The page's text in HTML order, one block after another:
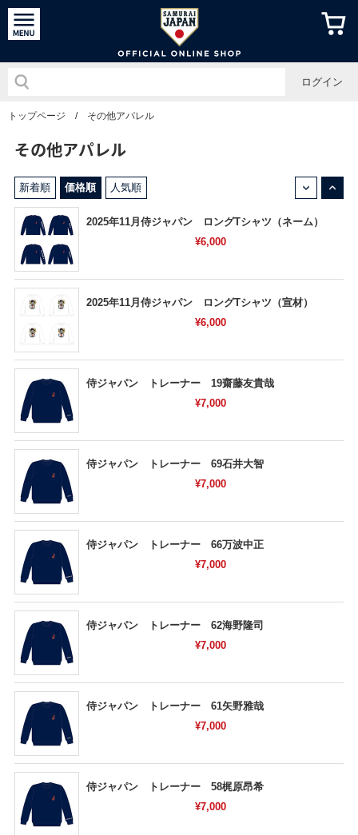
侍ジャパ
ログイン
トップページ / その他アパレル
その他アパレル
新着順 価格順 人気順
2025年11月侍ジャパン ロングTシャツ（ネーム）
¥6,000
2025年11月侍ジャパン ロングTシャツ（宣材）
¥6,000
侍ジャパン トレーナー 19齋藤友貴哉
¥7,000
侍ジャパン トレーナー 69石井大智
¥7,000
侍ジャパン トレーナー 66万波中正
¥7,000
侍ジャパン トレーナー 62海野隆司
¥7,000
侍ジャパン トレーナー 61矢野雅哉
¥7,000
侍ジャパン トレーナー 58梶原昂希
¥7,000